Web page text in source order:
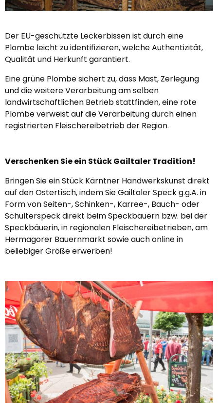
Der EU-geschützte Leckerbissen ist durch eine
Plombe leicht zu identifizieren, welche Authentizität,
Qualität und Herkunft garantiert.
Eine grüne Plombe sichert zu, dass Mast, Zerlegung
und die weitere Verarbeitung am selben
landwirtschaftlichen Betrieb stattfinden, eine rote
Plombe verweist auf die Verarbeitung durch einen
registrierten Fleischereibetrieb der Region.
Verschenken Sie ein Stück Gailtaler Tradition!
Bringen Sie ein Stück Kärntner Handwerkskunst direkt
auf den Ostertisch, indem Sie Gailtaler Speck g.g.A. in
Form von Seiten-, Schinken-, Karree-, Bauch- oder
Schulterspeck direkt beim Speckbauern bzw. bei der
Speckbäuerin, in regionalen Fleischereibetrieben, am
Hermagorer Bauernmarkt sowie auch online in
beliebiger Größe erwerben!